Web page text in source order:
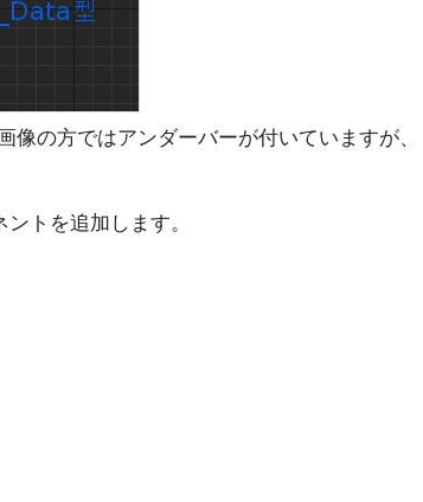
像の方ではアンダーバーが付いていますが、
トを追加します。